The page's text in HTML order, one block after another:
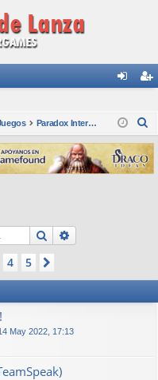
nti
fic
ar
ist
ra
rs
Paradox Interactive
s
c
Buscar
4 5
May 2022, 17:13